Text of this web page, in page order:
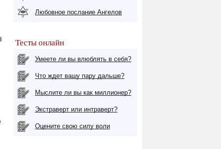
Любовное послание Ангелов
Тесты онлайн
Умеете ли вы влюблять в себя?
Что ждет вашу пару дальше?
Мыслите ли вы как миллионер?
Экстраверт или интраверт?
Оцените свою силу воли